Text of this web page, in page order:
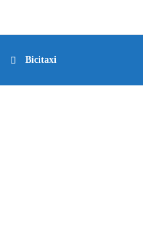
Bicitaxi